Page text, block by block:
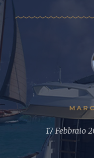
17 Febbraio